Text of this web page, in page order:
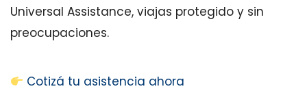
Universal Assistance, viajas protegido y sin
preocupaciones.
Cotizá tu asistencia ahora